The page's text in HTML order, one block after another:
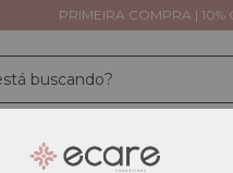
PRIMEIRA COMPRA |
de Pele